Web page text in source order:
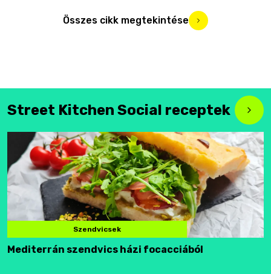
Összes cikk megtekintése
Street Kitchen Social receptek
Szendvicsek
Mediterrán szendvics házi focacciából